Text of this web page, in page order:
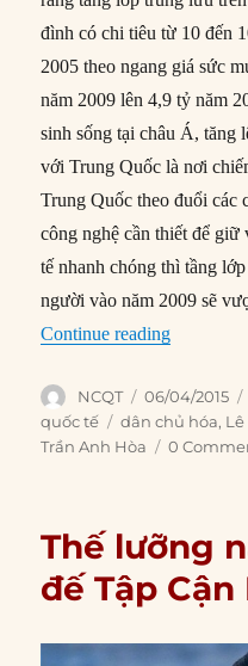
đình có chi tiêu từ 10 đến
2005 theo ngang giá sức
năm 2009 lên 4,9 tỷ năm
sinh sống tại châu Á, tăng
với Trung Quốc là nơi
Trung Quốc theo đuổi các
công nghệ cần thiết để
tế nhanh chóng thì tầng
người vào năm 2009 sẽ
Continue reading“Tầng
Author
NCQT
Posted
on
06/04/2015
quốc tế
Tags
dân chủ hóa,
Trần Anh Hòa
0
Thế lưỡng
đế Tập Cận